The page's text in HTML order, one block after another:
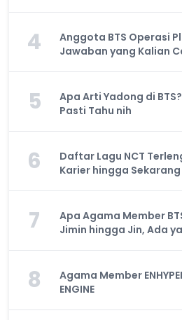
4
Anggota BTS Operasi
Jawaban yang Kalian
5
Apa Arti Yadong di
Pasti Tahu nih
6
Daftar Lagu NCT
Karier hingga Sekarang
7
Apa Agama Member
Jimin hingga Jin, Ada
8
Agama Member
ENGINE